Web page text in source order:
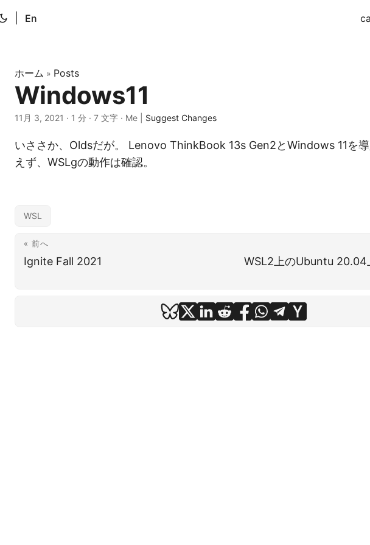
En
ホーム » Posts
Windows11
11月 3, 2021 · 1 分 · 7 文字 · Me | Suggest Changes
いささか、Oldsだが。 Lenovo ThinkBook 13s Gen2とWindows 11を
えず、WSLgの動作は確認。
WSL
« 前へ
Ignite Fall 2021 WSL2上のUbuntu 20.04